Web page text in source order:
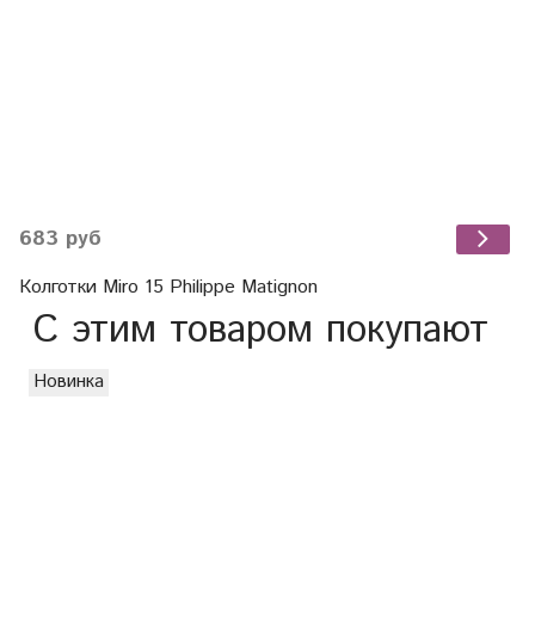
683 руб
Колготки Miro 15 Philippe Matignon
С этим товаром покупают
Новинка